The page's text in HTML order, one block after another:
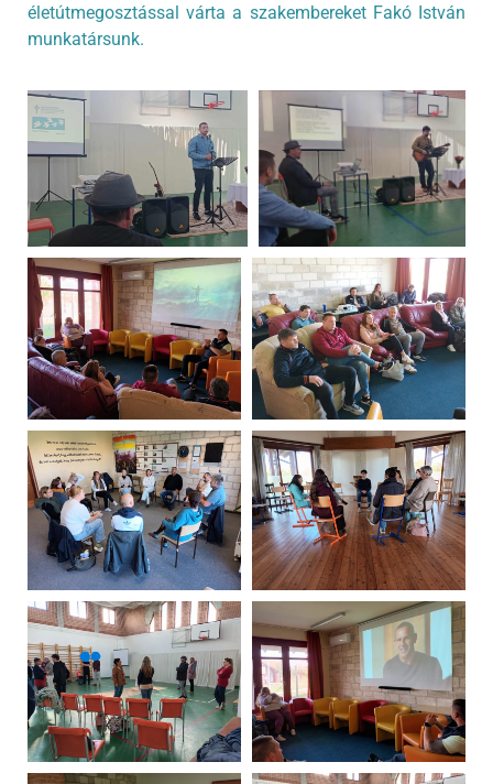
életútmegosztással várta a szakembereket Fakó István
munkatársunk.